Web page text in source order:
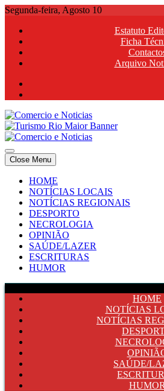
Skip
content
Segunda-feira, Agosto 10
Estatuto
Ficha
Arquivo
Comercio e Noticias
Notícias e Publicidade Online
Comercio e Noticias
Notícias e Publicidade Online
Close Menu
HOME
NOTÍCIAS LOCAIS
NOTÍCIAS REGIONAIS
DESPORTO
NECROLOGIA
OPINIÃO
SAÚDE/LAZER
ESCRITURAS
HUMOR
HOME
NOTÍCIAS
NOTÍCIAS
SAÚDE/
HUMOR